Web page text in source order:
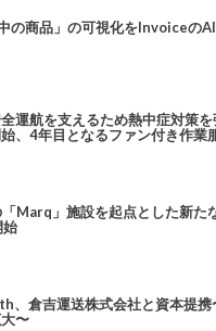
の商品」の可視化をInvoiceの
運航を支えるため熱中症対策
、4年目となるファン付き作業
Marq」施設を起点とした新た
、倉吉運送株式会社と資本提携
〜